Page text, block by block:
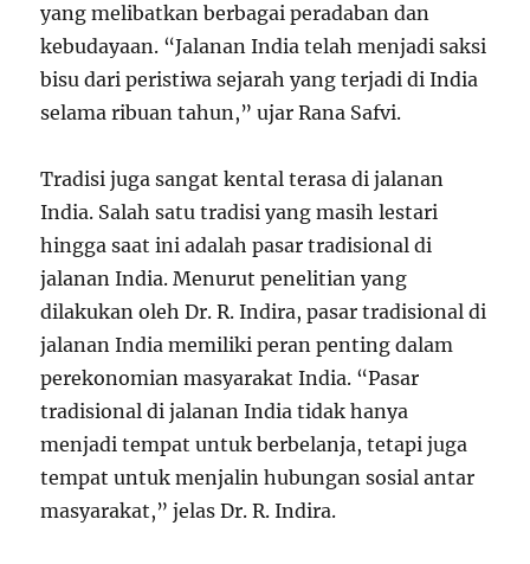
yang melibatkan berbagai peradaban dan
kebudayaan. “Jalanan India telah menjadi saksi
bisu dari peristiwa sejarah yang terjadi di India
selama ribuan tahun,” ujar Rana Safvi.
Tradisi juga sangat kental terasa di jalanan
India. Salah satu tradisi yang masih lestari
hingga saat ini adalah pasar tradisional di
jalanan India. Menurut penelitian yang
dilakukan oleh Dr. R. Indira, pasar tradisional di
jalanan India memiliki peran penting dalam
perekonomian masyarakat India. “Pasar
tradisional di jalanan India tidak hanya
menjadi tempat untuk berbelanja, tetapi juga
tempat untuk menjalin hubungan sosial antar
masyarakat,” jelas Dr. R. Indira.